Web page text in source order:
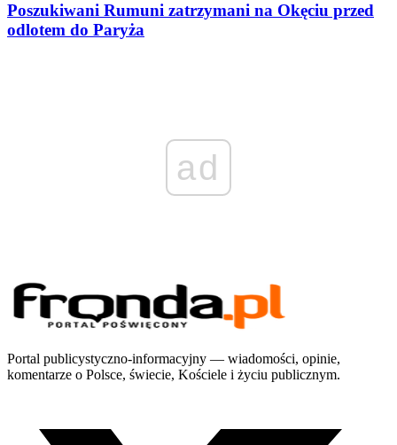
Poszukiwani Rumuni zatrzymani na Okęciu przed
odlotem do Paryża
ad
Portal publicystyczno-informacyjny — wiadomości, opinie,
komentarze o Polsce, świecie, Kościele i życiu publicznym.